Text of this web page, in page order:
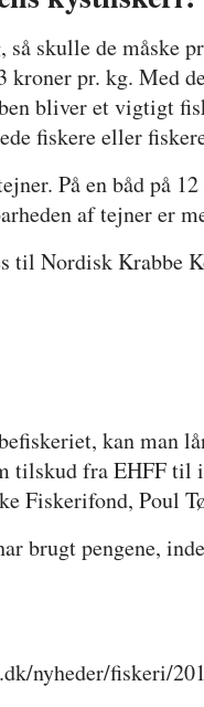
så skulle de måske
kroner pr. kg. Med
bliver et vigtigt
fiskere eller
På en båd på
af tejner er
til Nordisk Krabbe
kan man
tilskud fra EHFF til
Fiskerifond, Poul
brugt pengene,
nyheder/fiskeri/